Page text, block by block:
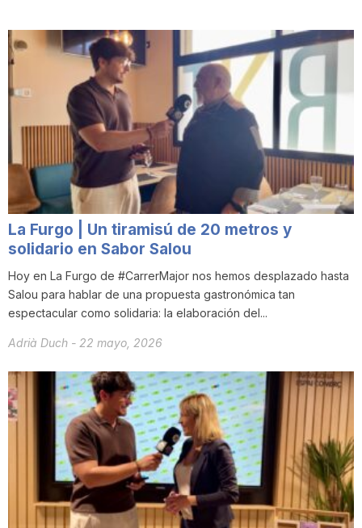
La Furgo | Un tiramisú de 20 metros y
solidario en Sabor Salou
Hoy en La Furgo de #CarrerMajor nos hemos desplazado hasta
Salou para hablar de una propuesta gastronómica tan
espectacular como solidaria: la elaboración del...
Adrià Duch - 22 mayo, 2026